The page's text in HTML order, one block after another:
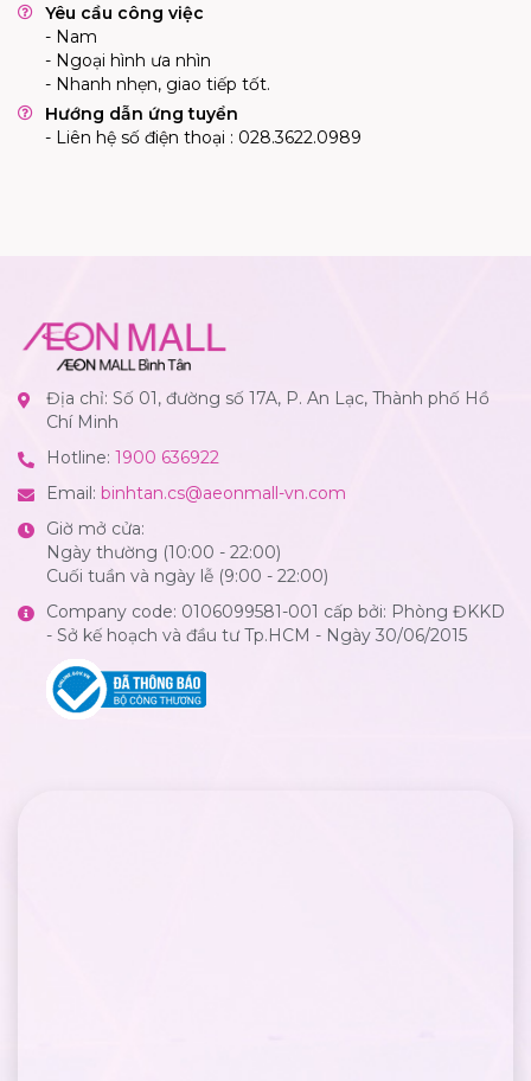
Yêu cầu công việc
- Nam
- Ngoại hình ưa nhìn
- Nhanh nhẹn, giao tiếp tốt.
Hướng dẫn ứng tuyển
- Liên hệ số điện thoại : 028.3622.0989
Địa chỉ: Số 01, đường số 17A, P. An Lạc, Thành phố Hồ
Chí Minh
Hotline: 1900 636922
Email: binhtan.cs@aeonmall-vn.com
Giờ mở cửa:
Ngày thường (10:00 - 22:00)
Cuối tuần và ngày lễ (9:00 - 22:00)
Company code: 0106099581-001 cấp bởi: Phòng ĐKKD
- Sở kế hoạch và đầu tư Tp.HCM - Ngày 30/06/2015